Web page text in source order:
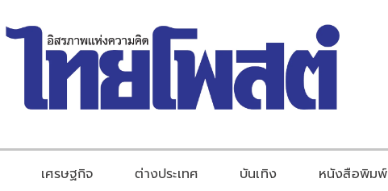
เศรษฐกิจ ต่างประเทศ บันเทิง หนังสือพิมพ์